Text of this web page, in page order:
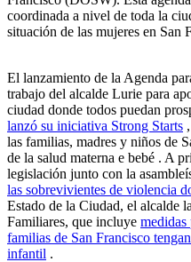
coordinada a nivel de toda la
situación de las mujeres en San
El lanzamiento de la Agenda
trabajo del alcalde Lurie para
ciudad donde todos puedan
lanzó su iniciativa Strong Starts
las familias, madres y niños de
de la salud materna e bebé . A
legislación junto con la
las sobrevivientes de violencia
Estado de la Ciudad, el alcalde
Familiares, que incluye medidas
familias de San Francisco
infantil .